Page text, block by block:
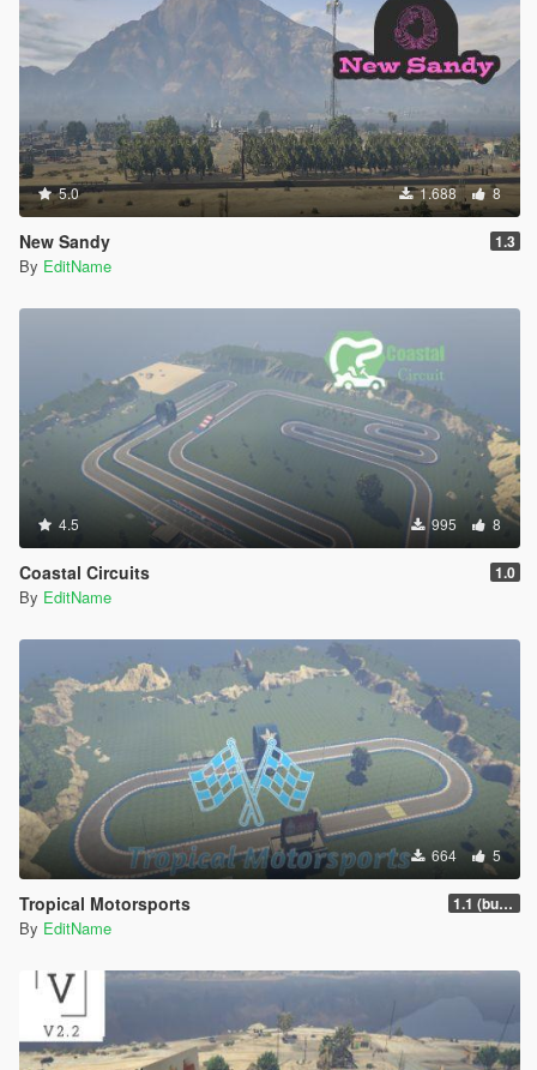
5.0 1.688 8
New Sandy 1.3
By EditName
4.5 995 8
Coastal Circuits 1.0
By EditName
664 5
Tropical Motorsports 1.1 (bug fix)
By EditName